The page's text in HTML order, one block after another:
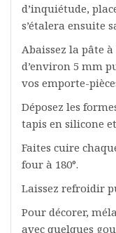
d’inquiétude,
s’étalera ensuite
Abaissez la pâte
d’environ 5 mm
vos emporte-
Déposez les
tapis en silicone
Faites cuire
four à 180°.
Laissez refroidir
Pour décorer,
avec quelques